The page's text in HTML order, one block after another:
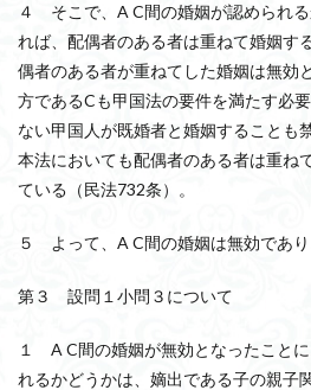
４ そこで、A C間の婚姻が認められ
れば、配偶者のある者は重ねて婚姻
偶者のある者が重ねてした婚姻は無
方であるCも甲国法の要件を満たす必
ない甲国人が既婚者と婚姻することも
本法においても配偶者のある者は重ね
ている（民法732条）。
５ よって、A C間の婚姻は無効であり
第３ 設問１小問３について
１ A C間の婚姻が無効となったこと
れるかどうかは、嫡出である子の親子